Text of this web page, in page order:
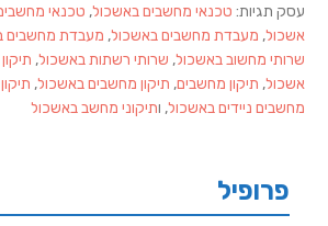
עסק תגיות: טכנאי מחשבים באשכול, טכנאי
אשכול, מעבדת מחשבים באשכול, מעבדת מחשבים
שרותי מחשוב באשכול, שרותי רשתות באשכול,
אשכול, תיקון מחשבים, תיקון מחשבים באשכול,
מחשבים ניידים באשכול, ותיקוני מחשב באשכול
פרופיל